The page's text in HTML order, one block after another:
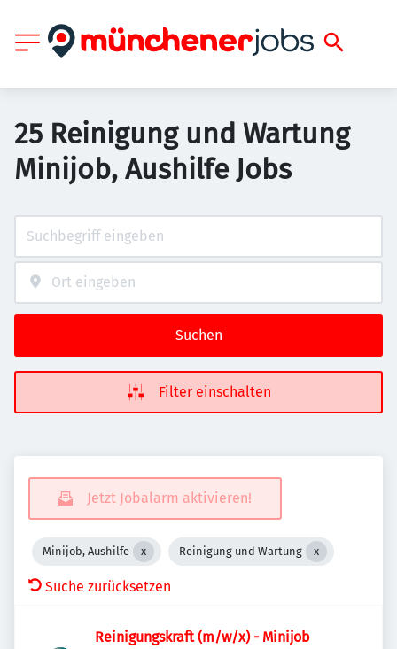
25 Reinigung und Wartung
Minijob, Aushilfe Jobs
Suchen
Filter einschalten
Jetzt Jobalarm aktivieren!
Minijob, Aushilfe Reinigung und Wartung
Suche zurücksetzen
Reinigungskraft (m/w/x) - Minijob